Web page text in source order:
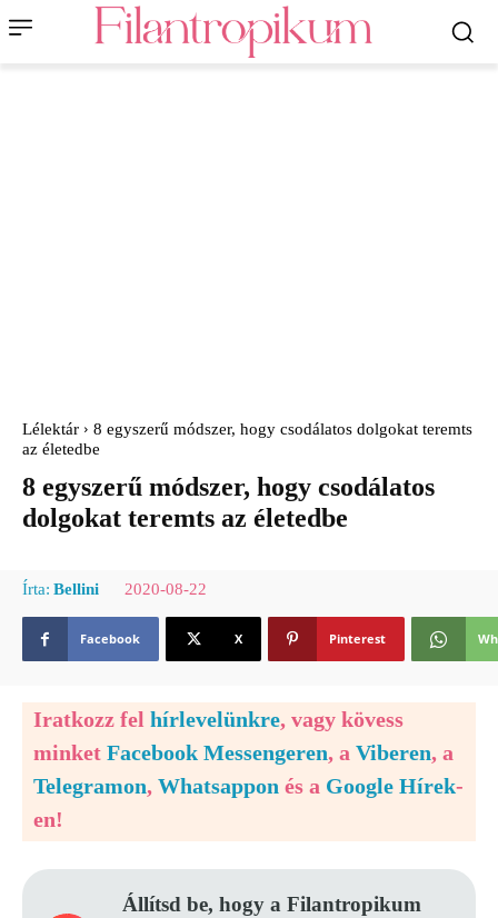
Lélektár
8 egyszerű módszer, hogy csodálatos dolgokat teremts
az életedbe
8 egyszerű módszer, hogy csodálatos
dolgokat teremts az életedbe
Írta: Bellini 2020-08-22
Facebook X Pinterest
Iratkozz fel hírlevelünkre, vagy kövess
minket Facebook Messengeren, a Viberen, a
Telegramon, Whatsappon és a Google Hírek-
en!
Állítsd be, hogy a Filantropikum